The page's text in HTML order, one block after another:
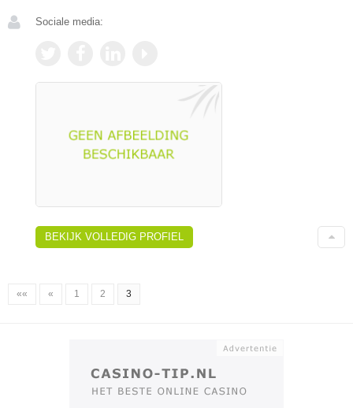
Sociale media:
BEKIJK VOLLEDIG PROFIEL
«« « 1 2 3